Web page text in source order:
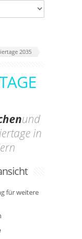
2035
und
in
für weitere